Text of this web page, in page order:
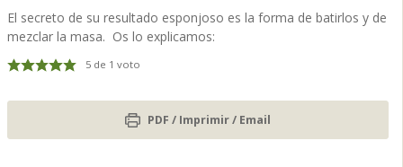
El secreto de su resultado esponjoso es la forma de batirlos y de
mezclar la masa. Os lo explicamos:
5de 1 voto
PDF / Imprimir / Email